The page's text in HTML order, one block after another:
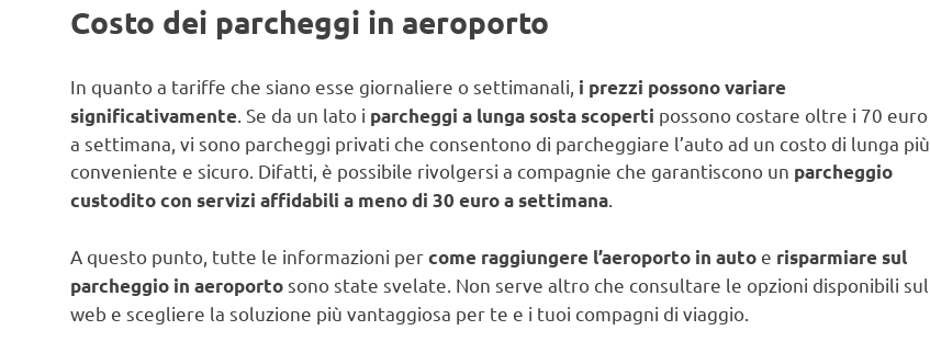
Costo dei parcheggi in aeroporto
In quanto a tariffe che siano esse giornaliere o settimanali, i prezzi possono variare
significativamente. Se da un lato i parcheggi a lunga sosta scoperti possono costare oltre i 70 euro
a settimana, vi sono parcheggi privati che consentono di parcheggiare l’auto ad un costo di lunga più
conveniente e sicuro. Difatti, è possibile rivolgersi a compagnie che garantiscono un parcheggio
custodito con servizi affidabili a meno di 30 euro a settimana.
A questo punto, tutte le informazioni percome raggiungere l’aeroporto in auto e risparmiare sul
parcheggio in aeroporto sono state svelate. Non serve altro che consultare le opzioni disponibili sul
web e scegliere la soluzione più vantaggiosa per te e i tuoi compagni di viaggio.